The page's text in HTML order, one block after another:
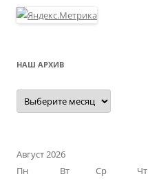
НАШ АРХИВ
Наш
архив
Август 2026
Пн
Вт Ср Чт